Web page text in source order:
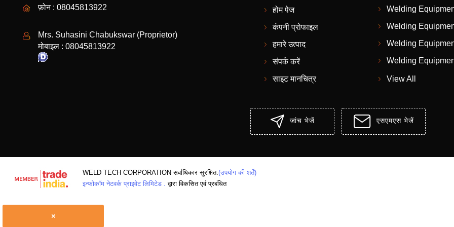
फ़ोन : 08045813922
Mrs. Suhasini Chabukswar (Proprietor)
मोबाइल : 08045813922
होम पेज
कंपनी प्रोफाइल
हमारे उत्पाद
संपर्क करें
साइट मानचित्र
Welding
Welding
Welding
Welding
Rectifiers
Welding &
Welding &
View All
जांच भेजें एसएमएस भेजें
WELD TECH CORPORATION सर्वाधिकार सुरक्षित. (उपयोग की शर्तें)
इन्फोकॉम नेटवर्क प्राइवेट लिमिटेड .
द्वारा विकसित एवं प्रबंधित
×